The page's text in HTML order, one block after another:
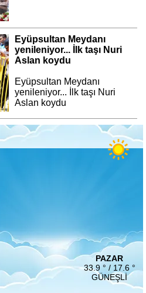
Eyüpsultan Meydanı
yenileniyor... İlk taşı Nuri
Aslan koydu
Eyüpsultan Meydanı
yenileniyor... İlk taşı Nuri
Aslan koydu
PAZAR
33.9 ° / 17.6 °
GÜNEŞLI